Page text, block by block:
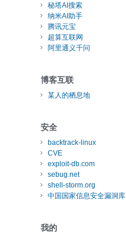
秘塔AI搜索
纳米AI助手
腾讯元宝
超算互联网
阿里通义千问
博客互联
某人的栖息地
安全
backtrack-linux
CVE
exploit-db.com
sebug.net
shell-storm.org
中国国家信息安全漏洞库
我的